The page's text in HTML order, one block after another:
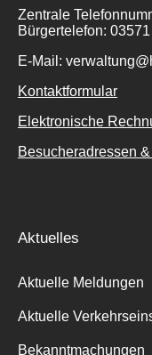
Zentrale
Bürgertelefon:
E-Mail:
Kontaktformular
Elektronische
Besucheradressen
Aktuelles
Aktuelle Meldungen
Aktuelle
Bekanntmachungen